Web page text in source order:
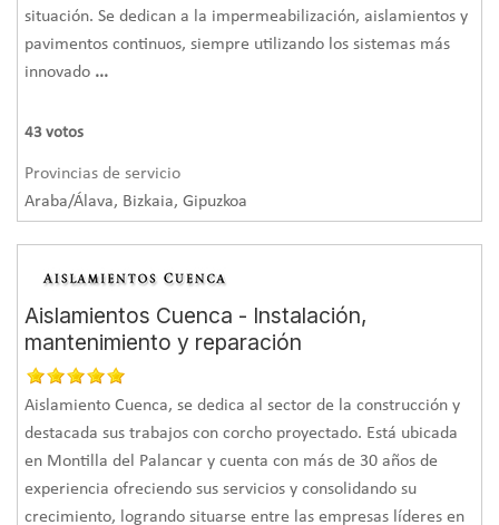
Tratamiento de humedades
poner fin al problema es necesario:
Identificar el tipo de humedades.Lashumedades por
manchas, daños estructurales), por lo que exigen distintas
soluciones.
Elegir el o los tratamientos.Para solucionar las humedades
se pueden usar deshumidificadores y una mejor
ventilación, en el caso de que las provoque la
condensación, así como la aplicación de sellantes e
situación. Se dedican a la impermeabilización, aislamientos y
pavimentos continuos, siempre utilizando los sistemas más
innovado ...
43 votos
Provincias de servicio
Araba/Álava, Bizkaia, Gipuzkoa
Aislamientos Cuenca - Instalación,
mantenimiento y reparación
Aislamiento Cuenca, se dedica al sector de la construcción y
destacada sus trabajos con corcho proyectado. Está ubicada
en Montilla del Palancar y cuenta con más de 30 años de
experiencia ofreciendo sus servicios y consolidando su
crecimiento, logrando situarse entre las empresas líderes en